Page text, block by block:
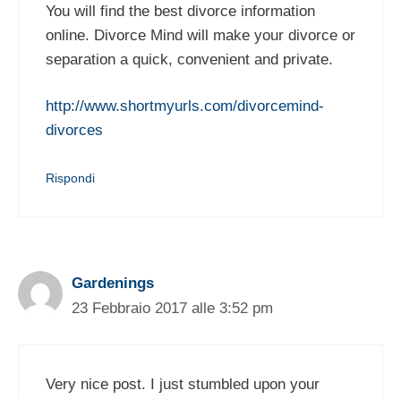
You will find the best divorce information
online. Divorce Mind will make your divorce or
separation a quick, convenient and private.
http://www.shortmyurls.com/divorcemind-
divorces
Rispondi
Gardenings
23 Febbraio 2017 alle 3:52 pm
Very nice post. I just stumbled upon your